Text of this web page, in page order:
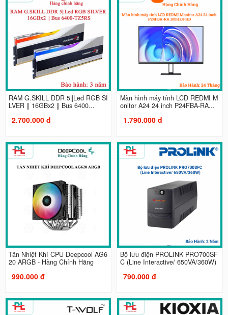
RAM G.SKILL DDR 5||Led RGB SI
LVER || 16GBx2 || Bus 6400...
2.700.000 đ
Màn hình máy tính LCD REDMI M
onitor A24 24 inch P24FBA-RA...
1.790.000 đ
Tản Nhiệt Khí CPU Deepcool AG6
20 ARGB - Hàng Chính Hãng
990.000 đ
Bộ lưu điện PROLINK PRO700SF
C (Line Interactive/ 650VA/360W)
790.000 đ